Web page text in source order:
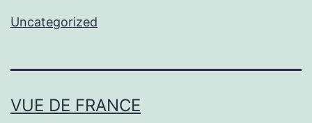
Uncategorized
VUE DE FRANCE